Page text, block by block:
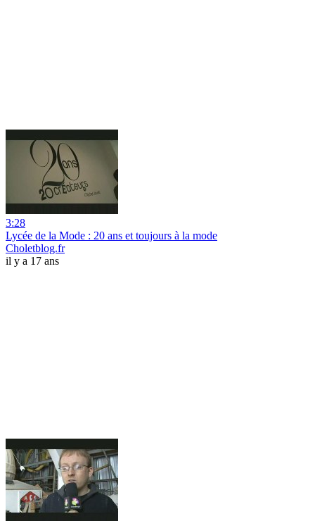
3:28
Lycée de la Mode : 20 ans et toujours à la mode
Choletblog.fr
il y a 17 ans